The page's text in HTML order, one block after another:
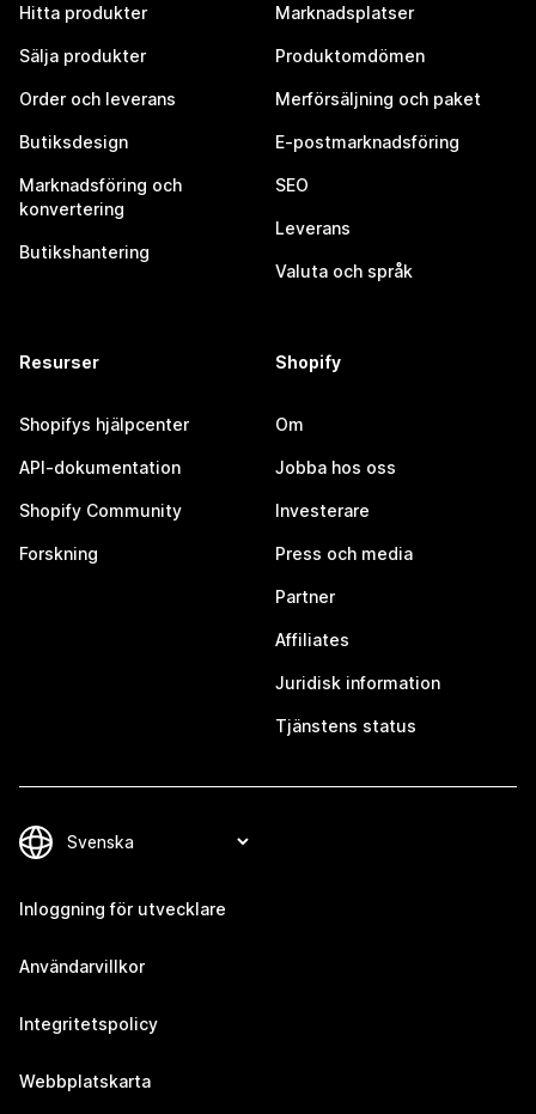
Hitta produkter
Sälja produkter
Order och leverans
Butiksdesign
Marknadsföring och
konvertering
Butikshantering
Marknadsplatser
Produktomdömen
Merförsäljning och paket
E-postmarknadsföring
SEO
Leverans
Valuta och språk
Resurser
Shopifys hjälpcenter
API-dokumentation
Shopify Community
Forskning
Shopify
Om
Jobba hos oss
Investerare
Press och media
Partner
Affiliates
Juridisk information
Tjänstens status
Inloggning för utvecklare
Användarvillkor
Integritetspolicy
Webbplatskarta